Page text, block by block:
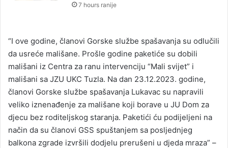
7 hours ranije
“I ove godine, članovi Gorske službe spašavanja su odlučili
da usreće mališane. Prošle godine paketiće su dobili
mališani iz Centra za ranu intervenciju “Mali svijet” i
mališani sa JZU UKC Tuzla. Na dan 23.12.2023. godine,
članovi Gorske službe spašavanja Lukavac su napravili
veliko iznenađenje za mališane koji borave u JU Dom za
djecu bez roditeljskog staranja. Paketići ću podijeljeni na
način da su članovi GSS spuštanjem sa posljednjeg
balkona zgrade izvršili dodjelu prerušeni u djeda mraza” –